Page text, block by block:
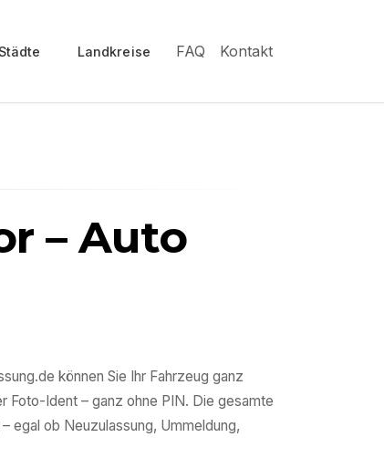
Landkreise FAQ Kontakt
– Auto
können Sie Ihr Fahrzeug ganz
Foto-Ident – ganz ohne PIN. Die gesamte
egal ob Neuzulassung, Ummeldung,